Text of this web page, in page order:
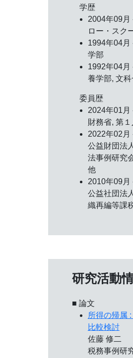
学歴
2004年09月
ロー・スク
1994年04月
学部
1992年04月
養学部, 文
委員歴
2024年01月
財務省, 第
2022年02月
公益財団法
法事例研究
他
2010年09月
公益社団法
織再編等課
研究活動
■ 論文
所得の帰属
比較検討
佐藤 修二
税務事例研